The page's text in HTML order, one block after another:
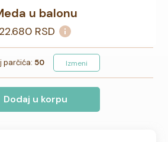
u balonu
22.680 RSD
parčića: 50 Izmeni
Dodaj u korpu